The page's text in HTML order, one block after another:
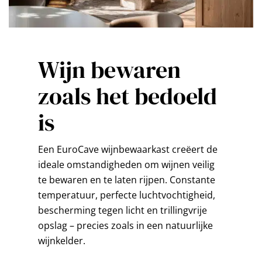
Wijn bewaren
zoals het bedoeld
is
Een EuroCave wijnbewaarkast creëert de
ideale omstandigheden om wijnen veilig
te bewaren en te laten rijpen. Constante
temperatuur, perfecte luchtvochtigheid,
bescherming tegen licht en trillingvrije
opslag – precies zoals in een natuurlijke
wijnkelder.